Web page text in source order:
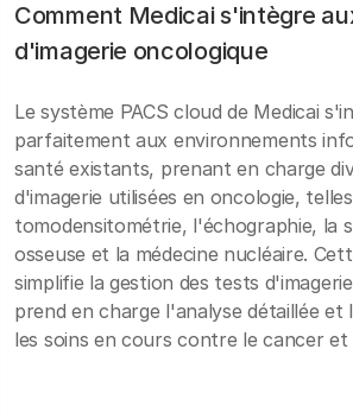
Comment Medicai s'intègre
d'imagerie oncologique
Le système PACS cloud de Medicai
parfaitement aux environnements
santé existants, prenant en charge
d'imagerie utilisées en oncologie,
tomodensitométrie, l'échographie, la
osseuse et la médecine nucléaire.
simplifie la gestion des tests
prend en charge l'analyse détaillée et
les soins en cours contre le cancer et